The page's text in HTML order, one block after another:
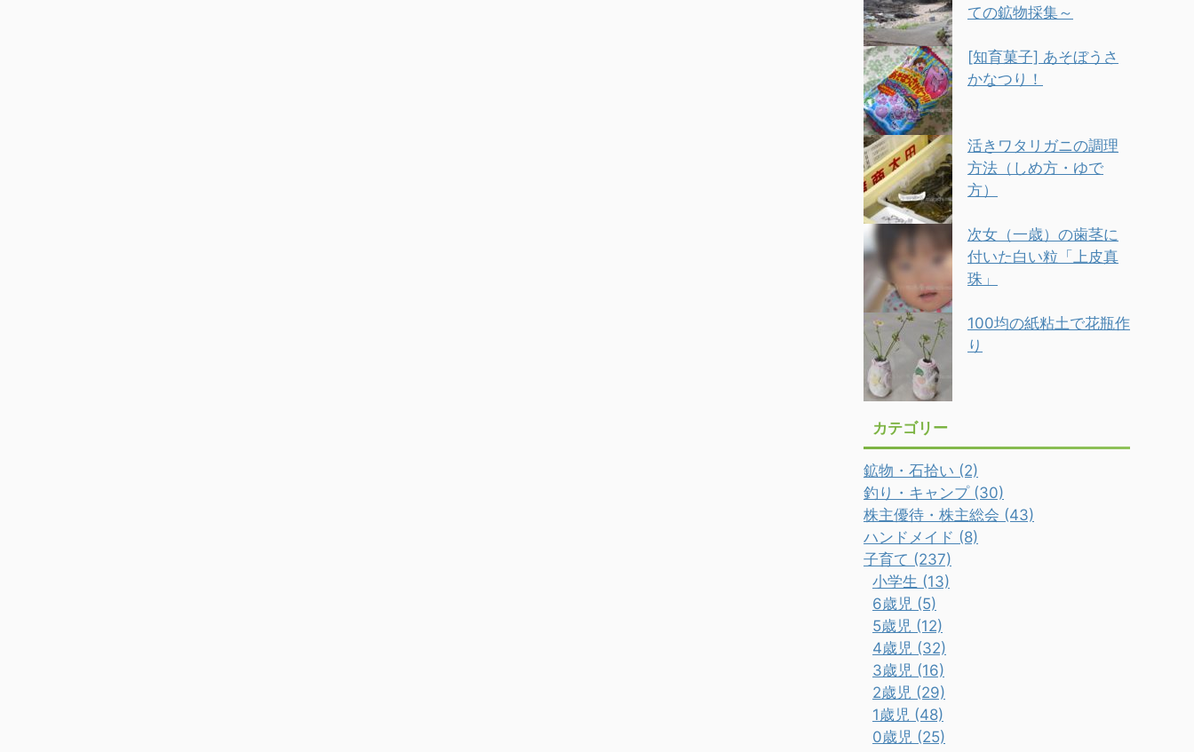
ての鉱物採集～
[知育菓子] あそぼうさ
かなつり！
活きワタリガニの調理
方法（しめ方・ゆで
方）
次女（一歳）の歯茎に
付いた白い粒「上皮真
珠」
100均の紙粘土で花瓶作
り
カテゴリー
鉱物・石拾い (2)
釣り・キャンプ (30)
株主優待・株主総会 (43)
ハンドメイド (8)
子育て (237)
小学生 (13)
6歳児 (5)
5歳児 (12)
4歳児 (32)
3歳児 (16)
2歳児 (29)
1歳児 (48)
0歳児 (25)